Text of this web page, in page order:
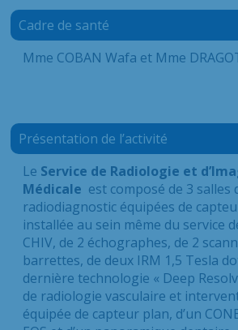
Cadre de santé
Mme COBAN Wafa et Mme
Présentation de l’activité
Le Service de Radiologie et
Médicale est composé de 3 salles
radiodiagnostic équipées de
installée au sein même du service
CHIV, de 2 échographes, de 2
barrettes, de deux IRM 1,5 Tesla
dernière technologie « Deep
de radiologie vasculaire et
équipée de capteur plan, d’un